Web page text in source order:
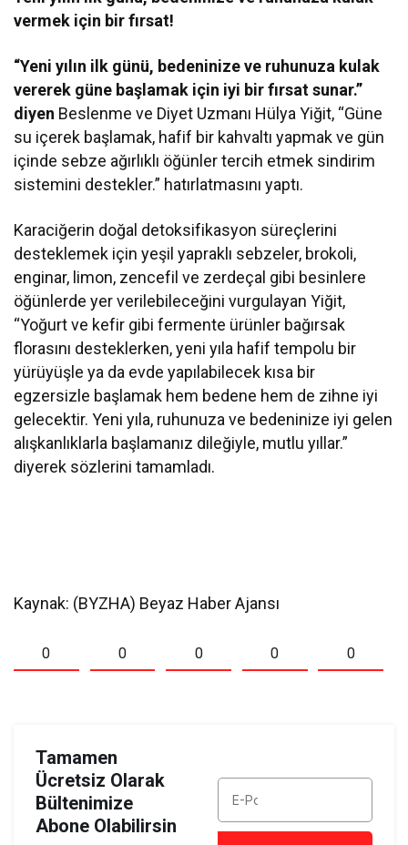
vermek için bir fırsat!
“Yeni yılın ilk günü, bedeninize ve ruhunuza kulak
vererek güne başlamak için iyi bir fırsat sunar.”
diyen Beslenme ve Diyet Uzmanı Hülya Yiğit, “Güne
su içerek başlamak, hafif bir kahvaltı yapmak ve gün
içinde sebze ağırlıklı öğünler tercih etmek sindirim
sistemini destekler.” hatırlatmasını yaptı.
Karaciğerin doğal detoksifikasyon süreçlerini
desteklemek için yeşil yapraklı sebzeler, brokoli,
enginar, limon, zencefil ve zerdeçal gibi besinlere
öğünlerde yer verilebileceğini vurgulayan Yiğit,
“Yoğurt ve kefir gibi fermente ürünler bağırsak
florasını desteklerken, yeni yıla hafif tempolu bir
yürüyüşle ya da evde yapılabilecek kısa bir
egzersizle başlamak hem bedene hem de zihne iyi
gelecektir. Yeni yıla, ruhunuza ve bedeninize iyi gelen
alışkanlıklarla başlamanız dileğiyle, mutlu yıllar.”
diyerek sözlerini tamamladı.
Kaynak: (BYZHA) Beyaz Haber Ajansı
0 0 0 0 0
Tamamen
Ücretsiz Olarak
Bültenimize
Abone Olabilirsin